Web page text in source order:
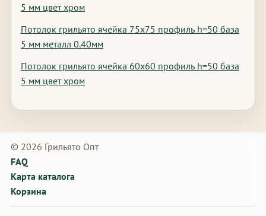
5 мм цвет хром
Потолок грильято ячейка 75х75 профиль h=50 база
5 мм металл 0.40мм
Потолок грильято ячейка 60х60 профиль h=50 база
5 мм цвет хром
© 2026 Грильято Опт
FAQ
Карта каталога
Корзина